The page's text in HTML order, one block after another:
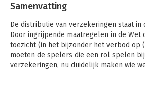
Samenvatting
De distributie van verzekeringen staat in
Door ingrijpende maatregelen in de Wet
toezicht (in het bijzonder het verbod op
moeten de spelers die een rol spelen
verzekeringen, nu duidelijk maken wie